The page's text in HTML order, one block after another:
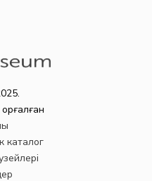
қорғалған
каталог